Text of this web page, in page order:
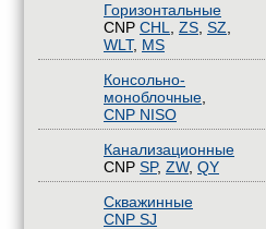
Горизонтальные
CNP CHL ZS SZ
WLT, MS
Консольно-
моноблочные
CNP NISO
Канализационные
CNP SP, ZW, QY
Скважинные
CNP SJ